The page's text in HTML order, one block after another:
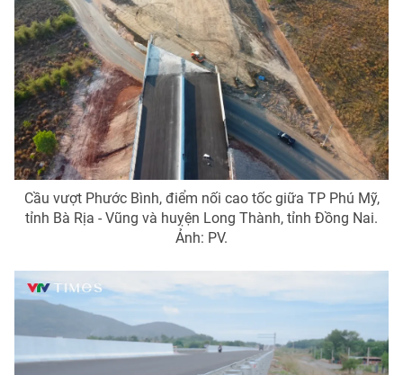
Cầu vượt Phước Bình, điểm nối cao tốc giữa TP Phú Mỹ,
tỉnh Bà Rịa - Vũng và huỵện Long Thành, tỉnh Đồng Nai.
Ảnh: PV.